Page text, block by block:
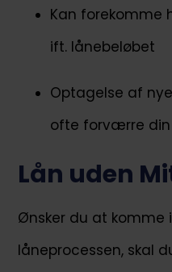
Kan forekomme
ift. lånebeløbet
Optagelse af
ofte forværre din
Lån uden
Ønsker du at komme
låneprocessen, skal